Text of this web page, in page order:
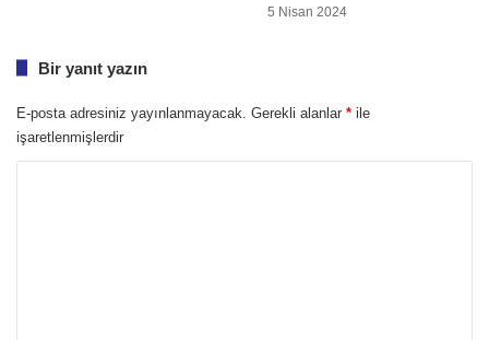
5 Nisan 2024
Bir yanıt yazın
E-posta adresiniz yayınlanmayacak. Gerekli alanlar * ile
işaretlenmişlerdir